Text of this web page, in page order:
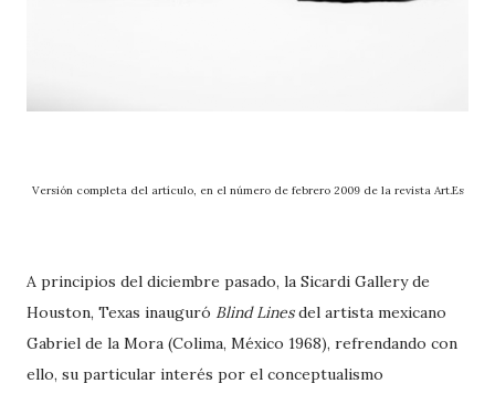
Versión completa del artículo, en el número de febrero 2009 de la revista Art.Es
A principios del diciembre pasado, la Sicardi Gallery de
Houston, Texas inauguró Blind Linesdel artista mexicano
Gabriel de la Mora (Colima, México 1968), refrendando con
ello, su particular interés por el conceptualismo